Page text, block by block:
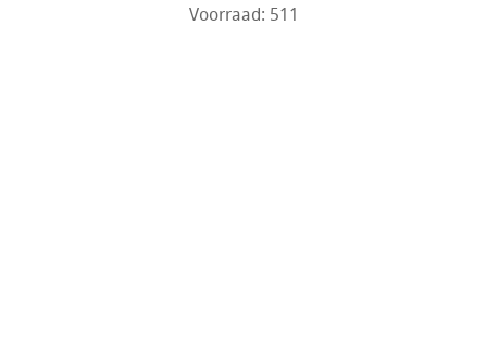
Voorraad: 511